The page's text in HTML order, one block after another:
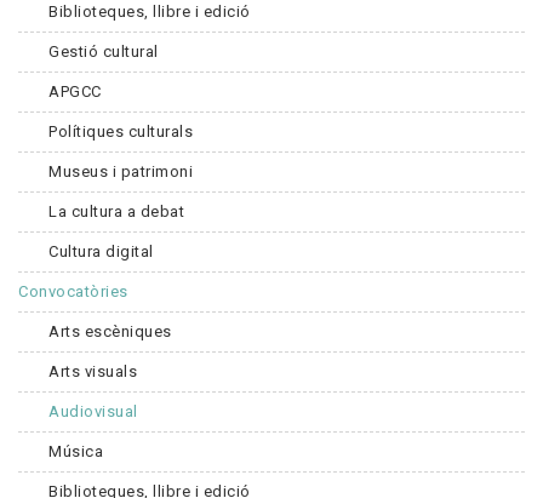
Biblioteques, llibre i edició
Gestió cultural
APGCC
Polítiques culturals
Museus i patrimoni
La cultura a debat
Cultura digital
Convocatòries
Arts escèniques
Arts visuals
Audiovisual
Música
Biblioteques, llibre i edició